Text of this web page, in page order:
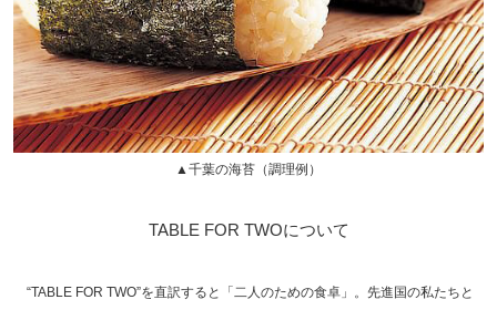
▲千葉の海苔（調理例）
TABLE FOR TWOについて
“TABLE FOR TWO”を直訳すると「二人のための食卓」。先進国の私たちと